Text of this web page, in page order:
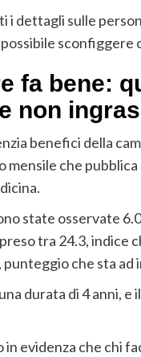
i dettagli sulle
fa bene:
non
benefici della
mensile che
state osservate
tra 24.3, indice
punteggio che sta
durata di 4 anni,
in evidenza che chi